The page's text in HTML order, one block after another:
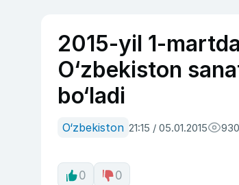
2015-yil 1-
O‘zbekiston
bo‘ladi
O‘zbekiston 21:15 / 05.01.2015 930
0 0